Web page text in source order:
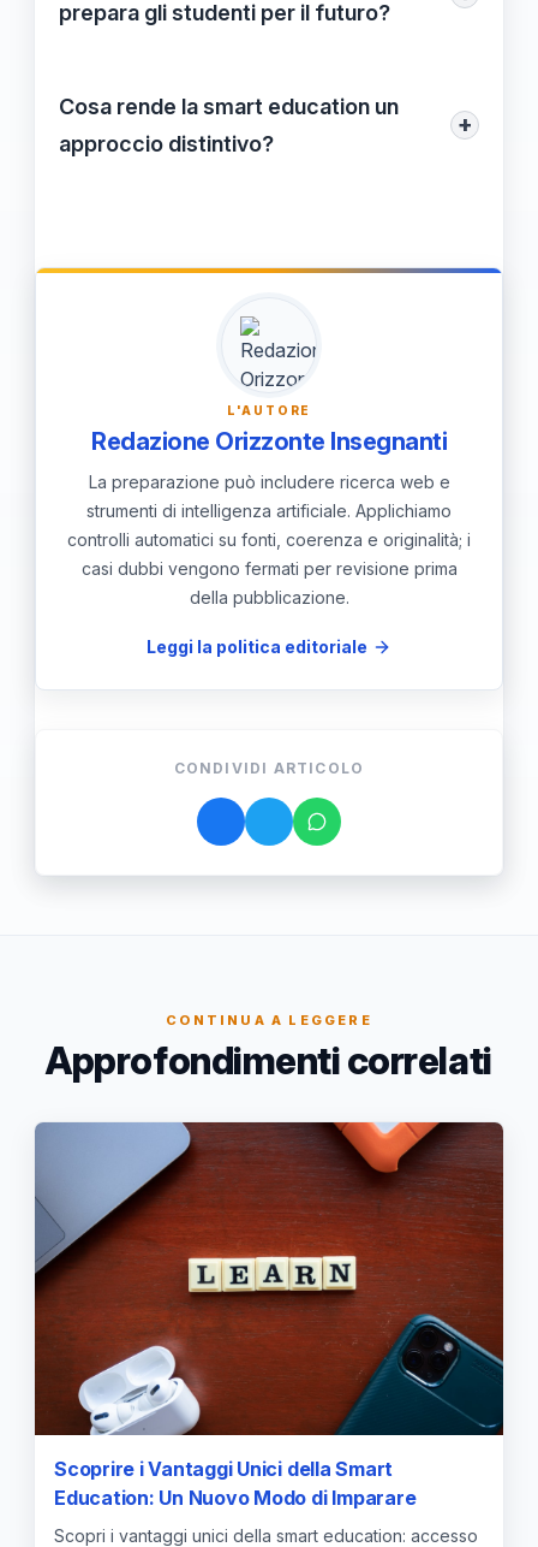
prepara gli studenti per il futuro?
in un ambiente globale e interconnesso, gli
si offrono anche competenze critiche e
Cosa rende la smart education un
approccio distintivo?
+
l'integrazione della tecnologia e l'accento
sulla collaborazione, la rende unica nel
panorama educativo attuale.
L'AUTORE
Redazione Orizzonte Insegnanti
La preparazione può includere ricerca web e
strumenti di intelligenza artificiale. Applichiamo
controlli automatici su fonti, coerenza e originalità; i
casi dubbi vengono fermati per revisione prima
della pubblicazione.
Leggi la politica editoriale
CONDIVIDI ARTICOLO
CONTINUA A LEGGERE
Approfondimenti correlati
Scoprire i Vantaggi Unici della Smart
Education: Un Nuovo Modo di Imparare
Scopri i vantaggi unici della smart education: accesso